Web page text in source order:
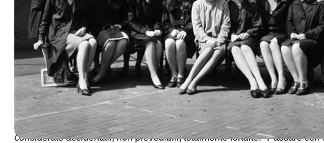
una pseudo-normalità che traduce atti intenzionali in gesti involontari. Una
coazione a ripetere governa le dinamiche del quotidiano. È una linea
l’incidente preterintenzionale da quello almeno implicitamente cercato;
dall’imputabilità.
Se l’arte non può più, come in passato, essere un pericolo nei confronti di
e di un canone difficilmente rintracciabili, spesso sceglie di fare del
della rappresentazione – forse per documentare quanto l’arte di vivere ci
continuamente in situazioni di rischio. Thin Line non vuole dare
inteso come catastrofe, ma a quelle ricorrenti situazioni d’allarme spesso
considerate accidentali, non prevedibili, totalmente fortuite. "Passare con